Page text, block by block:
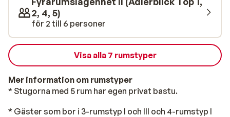
2, 4, 5)
för 2 till 6 personer
Visa alla 7 rumstyper
Mer information om rumstyper
* Stugorna med 5 rum har egen privat bastu.
* Gäster som bor i 3-rumstyp I och III och 4-rumstyp I